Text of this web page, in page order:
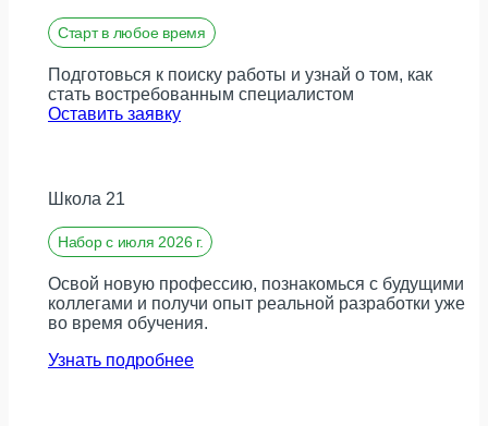
Старт в любое время
Подготовься к поиску работы и узнай о том, как
стать востребованным специалистом
Оставить заявку
Школа 21
Набор с июля 2026 г.
Освой новую профессию, познакомься с будущими
коллегами и получи опыт реальной разработки уже
во время обучения.
Узнать подробнее